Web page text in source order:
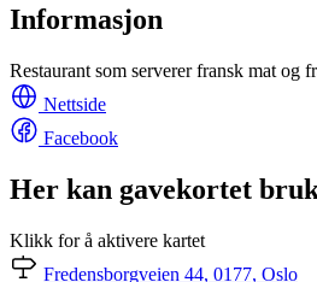
Informasjon
Restaurant som serverer fransk mat og
Nettside
Facebook
Her kan gavekortet
Klikk for å aktivere kartet
Fredensborgveien 44, 0177, Oslo